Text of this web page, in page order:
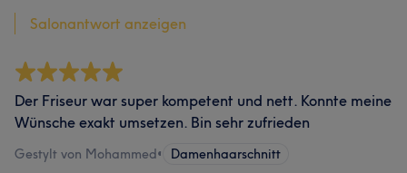
Salonantwort anzeigen
Der Friseur war super kompetent und nett. Konnte meine
Wünsche exakt umsetzen. Bin sehr zufrieden
Gestylt von Mohammed• Damenhaarschnitt